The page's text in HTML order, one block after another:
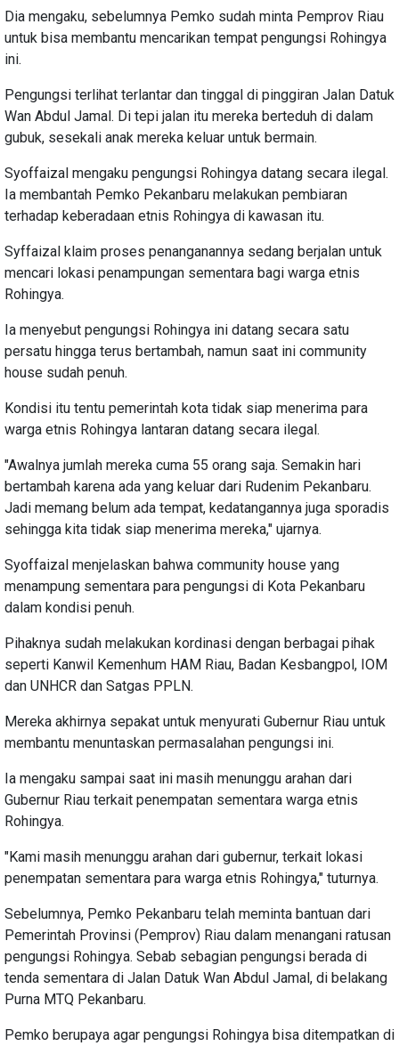
Dia mengaku, sebelumnya Pemko sudah minta Pemprov Riau
untuk bisa membantu mencarikan tempat pengungsi Rohingya
ini.
Pengungsi terlihat terlantar dan tinggal di pinggiran Jalan Datuk
Wan Abdul Jamal. Di tepi jalan itu mereka berteduh di dalam
gubuk, sesekali anak mereka keluar untuk bermain.
Syoffaizal mengaku pengungsi Rohingya datang secara ilegal.
Ia membantah Pemko Pekanbaru melakukan pembiaran
terhadap keberadaan etnis Rohingya di kawasan itu.
Syffaizal klaim proses penanganannya sedang berjalan untuk
mencari lokasi penampungan sementara bagi warga etnis
Rohingya.
Ia menyebut pengungsi Rohingya ini datang secara satu
persatu hingga terus bertambah, namun saat ini community
house sudah penuh.
Kondisi itu tentu pemerintah kota tidak siap menerima para
warga etnis Rohingya lantaran datang secara ilegal.
"Awalnya jumlah mereka cuma 55 orang saja. Semakin hari
bertambah karena ada yang keluar dari Rudenim Pekanbaru.
Jadi memang belum ada tempat, kedatangannya juga sporadis
sehingga kita tidak siap menerima mereka," ujarnya.
Syoffaizal menjelaskan bahwa community house yang
menampung sementara para pengungsi di Kota Pekanbaru
dalam kondisi penuh.
Pihaknya sudah melakukan kordinasi dengan berbagai pihak
seperti Kanwil Kemenhum HAM Riau, Badan Kesbangpol, IOM
dan UNHCR dan Satgas PPLN.
Mereka akhirnya sepakat untuk menyurati Gubernur Riau untuk
membantu menuntaskan permasalahan pengungsi ini.
Ia mengaku sampai saat ini masih menunggu arahan dari
Gubernur Riau terkait penempatan sementara warga etnis
Rohingya.
"Kami masih menunggu arahan dari gubernur, terkait lokasi
penempatan sementara para warga etnis Rohingya," tuturnya.
Sebelumnya, Pemko Pekanbaru telah meminta bantuan dari
Pemerintah Provinsi (Pemprov) Riau dalam menangani ratusan
pengungsi Rohingya. Sebab sebagian pengungsi berada di
tenda sementara di Jalan Datuk Wan Abdul Jamal, di belakang
Purna MTQ Pekanbaru.
Pemko berupaya agar pengungsi Rohingya bisa ditempatkan di